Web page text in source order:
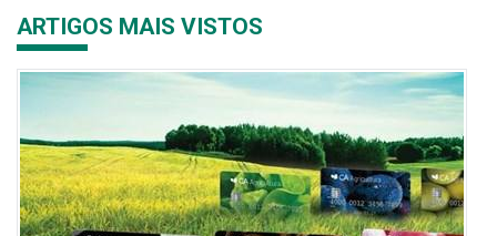
ARTIGOS MAIS VISTOS